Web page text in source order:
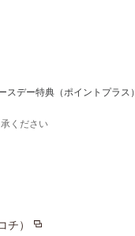
スデー特典（ポイントプラス）
ください
チ）